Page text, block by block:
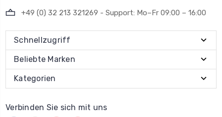
+49 (0) 32 213 321269 - Support: Mo–Fr 09:00 – 16:00
Schnellzugriff
Beliebte Marken
Kategorien
Verbinden Sie sich mit uns